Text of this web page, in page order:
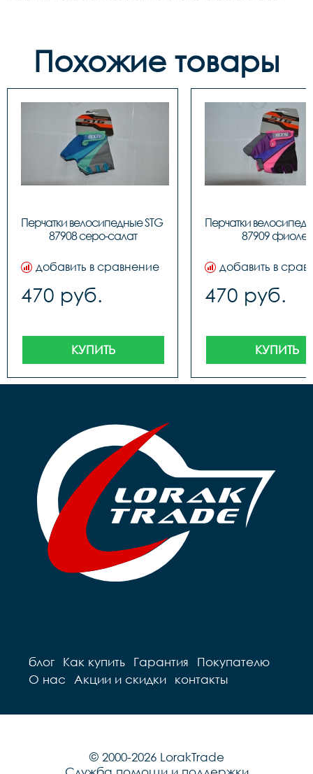
Похожие товары
Перчатки велосипедные STG
87908 серо-салат
добавить в сравнение
470 руб.
КУПИТЬ
Перчатки
87909 фиолет
добавить в
470 руб.
КУПИТЬ
блог Как купить Гарантия
Покупателю
О нас
Акции и скидки контакты
© 2000-2026 LorakTrade